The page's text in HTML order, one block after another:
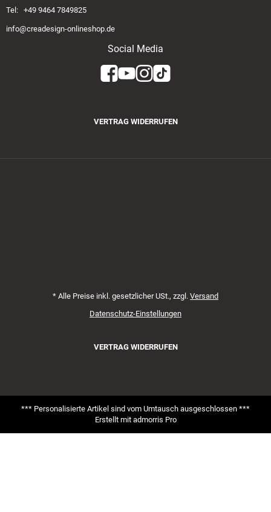
Tel: +49 9464 7849825
info@creadesign-onlineshop.de
Social Media
VERTRAG WIDERRUFEN
* Alle Preise inkl. gesetzlicher USt., zzgl. Versand
Datenschutz-Einstellungen
VERTRAG WIDERRUFEN
*** Personalisierte Artikel sind vom Umtausch ausgeschlossen ***
Erstellt mit admorris Pro